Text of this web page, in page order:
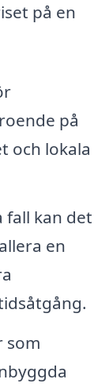
på en
på
och lokala
fall kan det
en
som